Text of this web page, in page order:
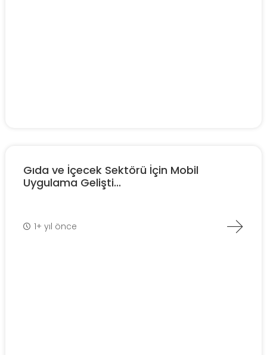
Gıda ve İçecek Sektörü İçin Mobil
Uygulama Gelişti...
1+ yıl önce